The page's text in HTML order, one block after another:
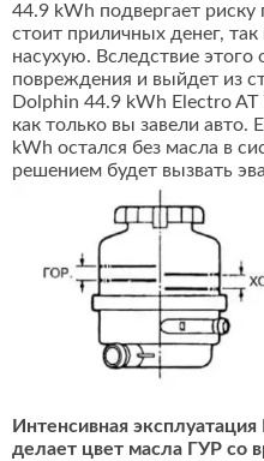
44.9 kWh подвергает
стоит приличных денег, так
насухую. Вследствие этого
повреждения и выйдет из
Dolphin 44.9 kWh Electro AT
как только вы завели
kWh остался без масла в
решением будет вызвать
Интенсивная
делает цвет масла ГУР со